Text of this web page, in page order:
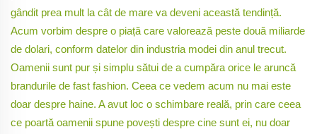
gândit prea mult la cât de mare va deveni această tendință.
Acum vorbim despre o piață care valorează peste două miliarde
de dolari, conform datelor din industria modei din anul trecut.
Oamenii sunt pur și simplu sătui de a cumpăra orice le aruncă
brandurile de fast fashion. Ceea ce vedem acum nu mai este
doar despre haine. A avut loc o schimbare reală, prin care ceea
ce poartă oamenii spune povești despre cine sunt ei, nu doar